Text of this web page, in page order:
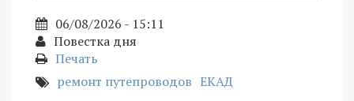
06/08/2026 - 15:11
Повестка дня
Печать
ремонт путепроводов ЕКАД